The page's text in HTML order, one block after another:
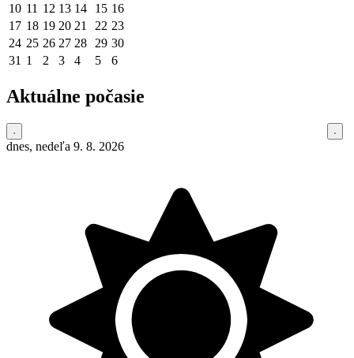
10 11 12 13 14 15 16
17 18 19 20 21 22 23
24 25 26 27 28 29 30
31 1 2 3 4 5 6
Aktuálne počasie
dnes, nedeľa 9. 8. 2026